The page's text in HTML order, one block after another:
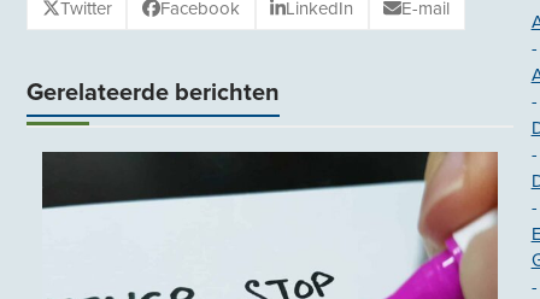
Twitter Facebook LinkedIn E-mail
Gerelateerde berichten
-
-
-
-
-